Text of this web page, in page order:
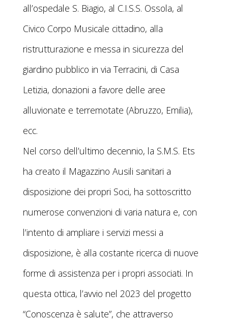
all’ospedale S. Biagio, al C.I.S.S. Ossola, al
Civico Corpo Musicale cittadino, alla
ristrutturazione e messa in sicurezza del
giardino pubblico in via Terracini, di Casa
Letizia, donazioni a favore delle aree
alluvionate e terremotate (Abruzzo, Emilia),
ecc.
Nel corso dell’ultimo decennio, la S.M.S. Ets
ha creato il Magazzino Ausili sanitari a
disposizione dei propri Soci, ha sottoscritto
numerose convenzioni di varia natura e, con
l’intento di ampliare i servizi messi a
disposizione, è alla costante ricerca di nuove
forme di assistenza per i propri associati. In
questa ottica, l’avvio nel 2023 del progetto
“Conoscenza è salute”, che attraverso